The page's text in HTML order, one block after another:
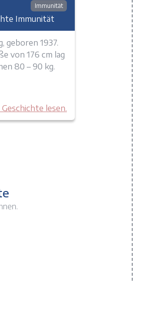
Immunität
Immunität
geboren 1937.
von 176 cm lag
80 – 90 kg.
Geschichte lesen.